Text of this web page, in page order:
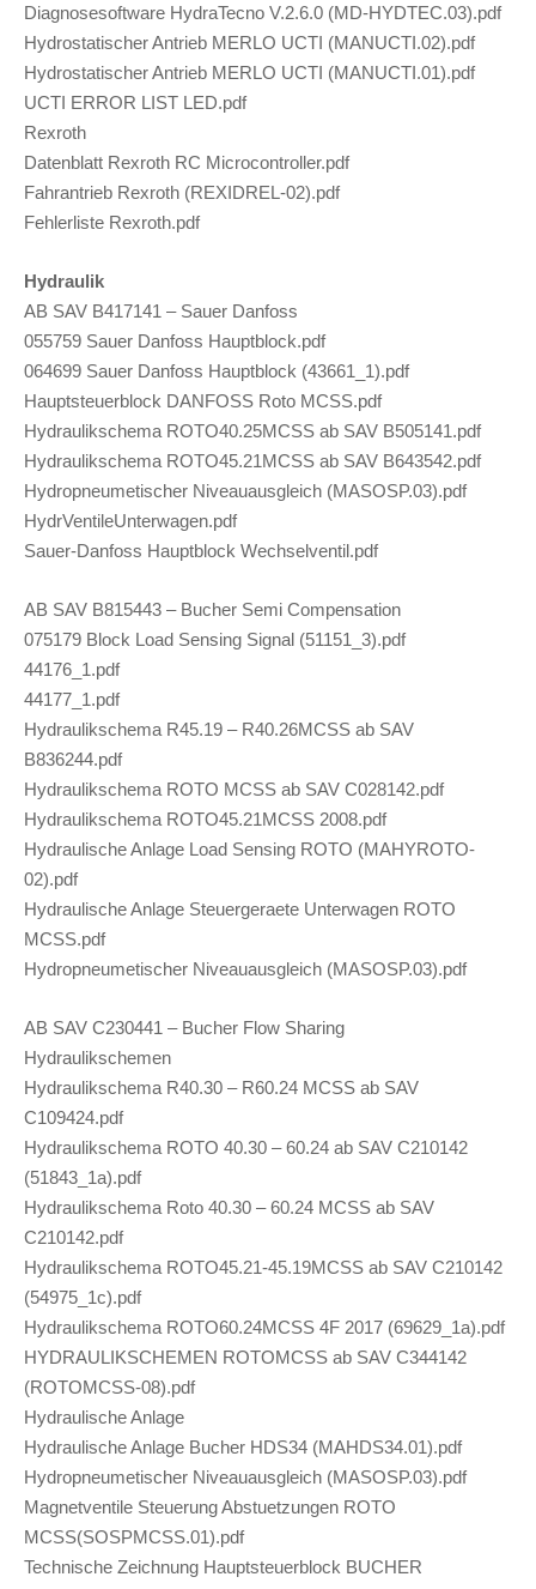
Diagnosesoftware HydraTecno V.2.6.0 (MD-HYDTEC.03).pdf
Hydrostatischer Antrieb MERLO UCTI (MANUCTI.02).pdf
Hydrostatischer Antrieb MERLO UCTI (MANUCTI.01).pdf
UCTI ERROR LIST LED.pdf
Rexroth
Datenblatt Rexroth RC Microcontroller.pdf
Fahrantrieb Rexroth (REXIDREL-02).pdf
Fehlerliste Rexroth.pdf
Hydraulik
AB SAV B417141 – Sauer Danfoss
055759 Sauer Danfoss Hauptblock.pdf
064699 Sauer Danfoss Hauptblock (43661_1).pdf
Hauptsteuerblock DANFOSS Roto MCSS.pdf
Hydraulikschema ROTO40.25MCSS ab SAV B505141.pdf
Hydraulikschema ROTO45.21MCSS ab SAV B643542.pdf
Hydropneumetischer Niveauausgleich (MASOSP.03).pdf
HydrVentileUnterwagen.pdf
Sauer-Danfoss Hauptblock Wechselventil.pdf
AB SAV B815443 – Bucher Semi Compensation
075179 Block Load Sensing Signal (51151_3).pdf
44176_1.pdf
44177_1.pdf
Hydraulikschema R45.19 – R40.26MCSS ab SAV
B836244.pdf
Hydraulikschema ROTO MCSS ab SAV C028142.pdf
Hydraulikschema ROTO45.21MCSS 2008.pdf
Hydraulische Anlage Load Sensing ROTO (MAHYROTO-
02).pdf
Hydraulische Anlage Steuergeraete Unterwagen ROTO
MCSS.pdf
Hydropneumetischer Niveauausgleich (MASOSP.03).pdf
AB SAV C230441 – Bucher Flow Sharing
Hydraulikschemen
Hydraulikschema R40.30 – R60.24 MCSS ab SAV
C109424.pdf
Hydraulikschema ROTO 40.30 – 60.24 ab SAV C210142
(51843_1a).pdf
Hydraulikschema Roto 40.30 – 60.24 MCSS ab SAV
C210142.pdf
Hydraulikschema ROTO45.21-45.19MCSS ab SAV C210142
(54975_1c).pdf
Hydraulikschema ROTO60.24MCSS 4F 2017 (69629_1a).pdf
HYDRAULIKSCHEMEN ROTOMCSS ab SAV C344142
(ROTOMCSS-08).pdf
Hydraulische Anlage
Hydraulische Anlage Bucher HDS34 (MAHDS34.01).pdf
Hydropneumetischer Niveauausgleich (MASOSP.03).pdf
Magnetventile Steuerung Abstuetzungen ROTO
MCSS(SOSPMCSS.01).pdf
Technische Zeichnung Hauptsteuerblock BUCHER